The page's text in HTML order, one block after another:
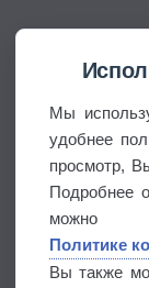
Мы
удобнее
просмотр,
Подробнее
Политике
Вы также